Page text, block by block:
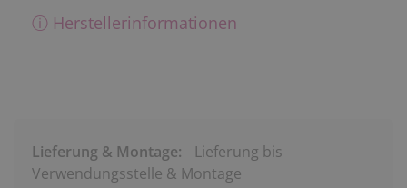
ⓘ Herstellerinformationen
Lieferung & Montage:
Lieferung bis
Verwendungsstelle & Montage